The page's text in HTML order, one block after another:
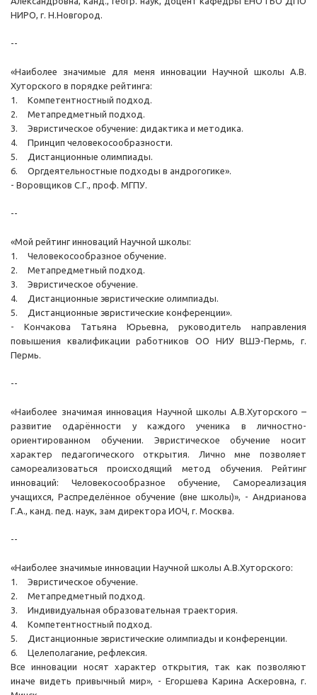
НИРО, г. Н.Новгород.
--
«Наиболее значимые для меня инновации Научной школы А.В.
Хуторского в порядке рейтинга:
1.
Компетентностный подход.
2.
Метапредметный подход.
3.
Эвристическое обучение: дидактика и методика.
4.
Принцип человекосообразности.
5.
Дистанционные олимпиады.
6.
Оргдеятельностные подходы в андрогогике».
- Воровщиков С.Г., проф. МГПУ.
--
«Мой рейтинг инноваций Научной школы:
1.
Человекосообразное обучение.
2.
Метапредметный подход.
3.
Эвристическое обучение.
4.
Дистанционные эвристические олимпиады.
5.
Дистанционные эвристические конференции».
- Кончакова Татьяна Юрьевна, руководитель направления
повышения квалификации работников ОО НИУ ВШЭ-Пермь, г.
Пермь.
--
«Наиболее значимая инновация Научной школы А.В.Хуторского –
развитие одарённости у каждого ученика в личностно-
ориентированном обучении. Эвристическое обучение носит
характер педагогического открытия. Лично мне позволяет
самореализоваться происходящий метод обучения. Рейтинг
инноваций: Человекосообразное обучение, Самореализация
учащихся, Распределённое обучение (вне школы)», - Андрианова
Г.А., канд. пед. наук, зам директора ИОЧ, г. Москва.
--
«Наиболее значимые инновации Научной школы А.В.Хуторского:
1.
Эвристическое обучение.
2.
Метапредметный подход.
3.
Индивидуальная образовательная траектория.
4.
Компетентностный подход.
5.
Дистанционные эвристические олимпиады и конференции.
6.
Целеполагание, рефлексия.
Все инновации носят характер открытия, так как позволяют
иначе видеть привычный мир», - Егоршева Карина Аскеровна, г.